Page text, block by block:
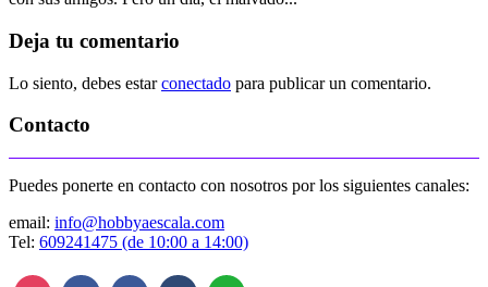
Deja tu comentario
Lo siento, debes estarconectado para publicar un comentario.
Contacto
Puedes ponerte en contacto con nosotros por los siguientes canales:
email: info@hobbyaescala.com
Tel: 609241475 (de 10:00 a 14:00)